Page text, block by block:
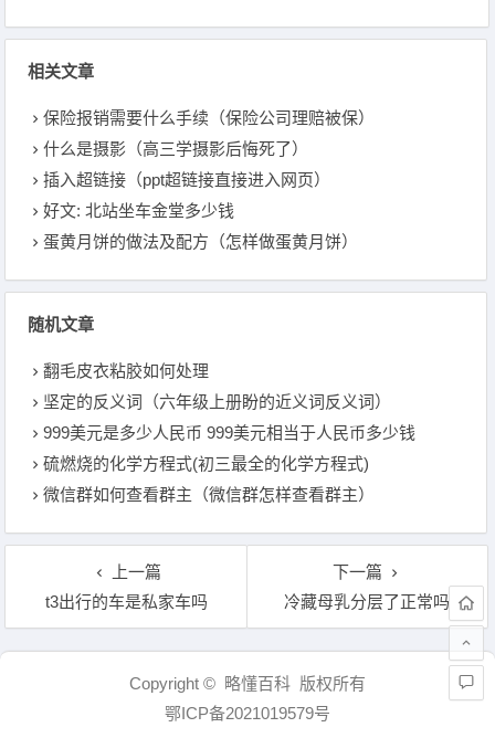
相关文章
保险报销需要什么手续（保险公司理赔被保）
什么是摄影（高三学摄影后悔死了）
插入超链接（ppt超链接直接进入网页）
好文: 北站坐车金堂多少钱
蛋黄月饼的做法及配方（怎样做蛋黄月饼）
随机文章
翻毛皮衣粘胶如何处理
坚定的反义词（六年级上册盼的近义词反义词）
999美元是多少人民币 999美元相当于人民币多少钱
硫燃烧的化学方程式(初三最全的化学方程式)
微信群如何查看群主（微信群怎样查看群主）
上一篇
t3出行的车是私家车吗
下一篇
冷藏母乳分层了正常吗
文章导航
Copyright © 略懂百科 版权所有
鄂ICP备2021019579号